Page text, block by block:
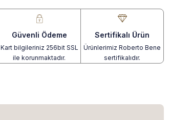
Güvenli Ödeme
Kart bilgileriniz 256bit SSL
ile korunmaktadır.
Sertifikalı Ürün
Ürünlerimiz Roberto Bene
sertifikalıdır.